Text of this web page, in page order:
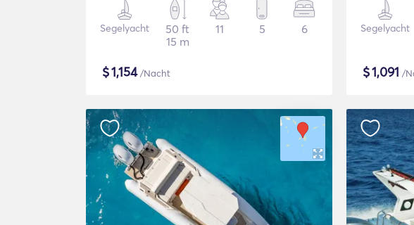
Segelyacht
50 ft
15 m
11 5 6
$1,154/Nacht
Segelyacht
$1,091 /